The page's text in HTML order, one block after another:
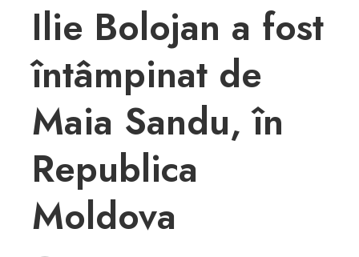
Ilie Bolojan a fost
întâmpinat de
Maia Sandu, în
Republica
Moldova